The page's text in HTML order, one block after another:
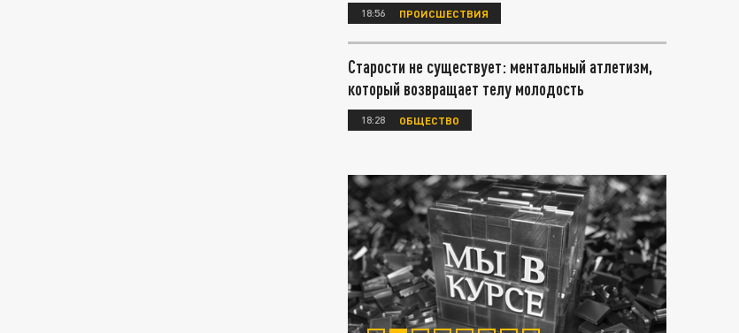
18:56 ПРОИСШЕСТВИЯ
Старости не существует: ментальный атлетизм,
который возвращает телу молодость
18:28 ОБЩЕСТВО